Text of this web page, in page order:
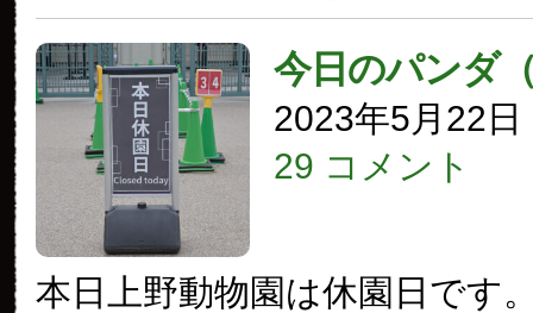
今日のパンダ
2023年5月22日
29 コメント
本日上野動物園は休園日です